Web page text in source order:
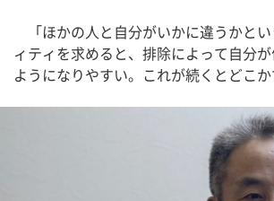
「ほかの人と自分がいかに違うかと
ィティを求めると、排除によって自分
ようになりやすい。これが続くとどこか